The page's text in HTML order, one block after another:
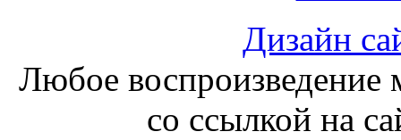
Дизайн
Любое воспроизведение
со ссылкой на